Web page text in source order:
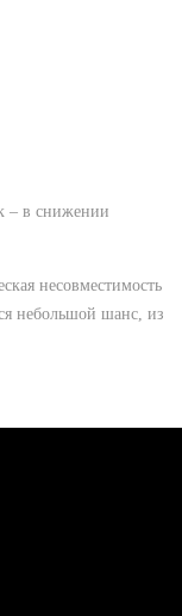
– в снижении
несовместимость
небольшой шанс, из